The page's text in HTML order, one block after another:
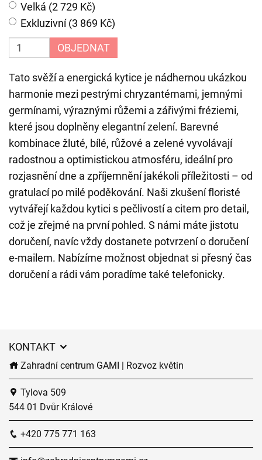
Velká (2 729 Kč)
Exkluzivní (3 869 Kč)
OBJEDNAT
Tato svěží a energická kytice je nádhernou ukázkou
harmonie mezi pestrými chryzantémami, jemnými
germínami, výraznými růžemi a zářivými fréziemi,
které jsou doplněny elegantní zelení. Barevné
kombinace žluté, bílé, růžové a zelené vyvolávají
radostnou a optimistickou atmosféru, ideální pro
rozjasnění dne a zpříjemnění jakékoli příležitosti – od
gratulací po milé poděkování. Naši zkušení floristé
vytvářejí každou kytici s pečlivostí a citem pro detail,
což je zřejmé na první pohled. S námi máte jistotu
doručení, navíc vždy dostanete potvrzení o doručení
e-mailem. Nabízíme možnost objednat si přesný čas
doručení a rádi vám poradíme také telefonicky.
KONTAKT
Zahradní centrum GAMI | Rozvoz květin
Tylova 509
544 01 Dvůr Králové
+420 775 771 163